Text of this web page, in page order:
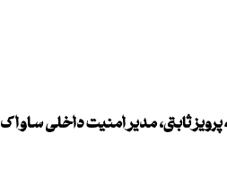
ثابتی، مدیر امنیت داخلی ساواک